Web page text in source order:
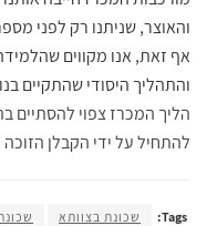
והאוצר, שניתנו רק לפני
אף זאת, אנו מקווים
והתהליך היסודי שהתקיים
הליך המכרז צפוי להסתיים
להתחיל על ידי הקבלן
Tags: שכונת בצוותא